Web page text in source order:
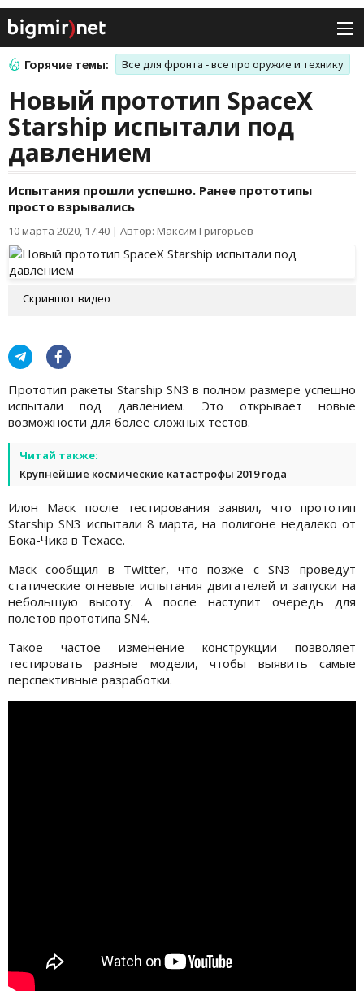
Горячие темы: Все для фронта - все про оружие и технику
Новый прототип SpaceX
Starship испытали под
давлением
Испытания прошли успешно. Ранее прототипы
просто взрывались
10 марта 2020, 17:40 | Автор: Максим Григорьев
Скриншот видео
Прототип ракеты Starship SN3 в полном размере успешно
испытали под давлением. Это открывает новые
возможности для более сложных тестов.
Читай также:
Крупнейшие космические катастрофы 2019 года
Илон Маск после тестирования заявил, что прототип
Starship SN3 испытали 8 марта, на полигоне недалеко от
Бока-Чика в Техасе.
Маск сообщил в Twitter, что позже с SN3 проведут
статические огневые испытания двигателей и запуски на
небольшую высоту. А после наступит очередь для
полетов прототипа SN4.
Такое частое изменение конструкции позволяет
тестировать разные модели, чтобы выявить самые
перспективные разработки.